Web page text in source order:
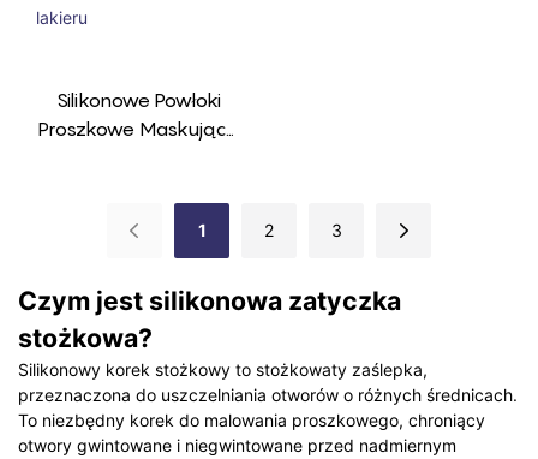
Silikonowe Powłoki
Proszkowe Maskujące
1 2 3
Czym jest silikonowa zatyczka
stożkowa?
Silikonowy korek stożkowy to stożkowaty zaślepka,
przeznaczona do uszczelniania otworów o różnych średnicach.
To niezbędny korek do malowania proszkowego, chroniący
otwory gwintowane i niegwintowane przed nadmiernym